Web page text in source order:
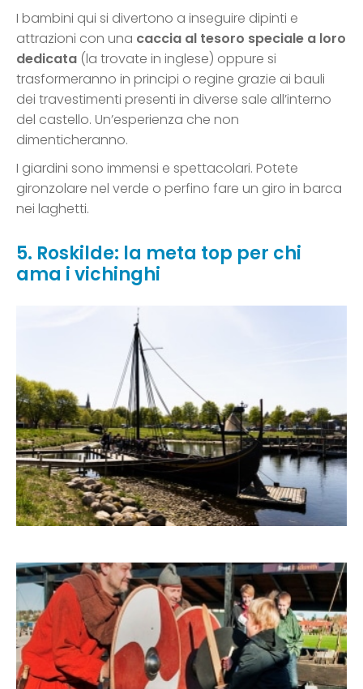
I bambini qui si divertono a inseguire dipinti e
attrazioni con una caccia al tesoro speciale a loro
dedicata (la trovate in inglese) oppure si
trasformeranno in principi o regine grazie ai bauli
dei travestimenti presenti in diverse sale all’interno
del castello. Un’esperienza che non
dimenticheranno.
I giardini sono immensi e spettacolari. Potete
gironzolare nel verde o perfino fare un giro in barca
nei laghetti.
5. Roskilde: la meta top per chi
ama i vichinghi